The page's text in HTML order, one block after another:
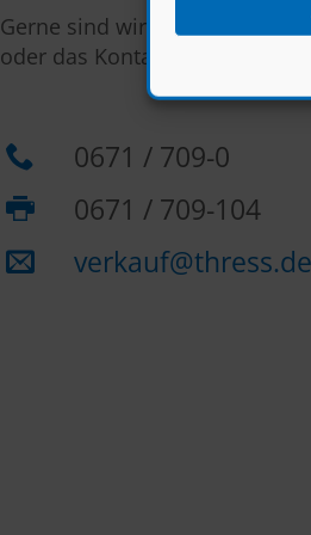
Gerne sind wir über folgende
oder das Kontaktformular für
0671 / 709-0
0671 / 709-104
verkauf@thress.de